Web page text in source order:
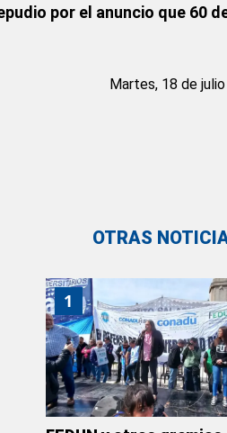
por el anuncio que 60
Martes, 18 de
OTRAS
1